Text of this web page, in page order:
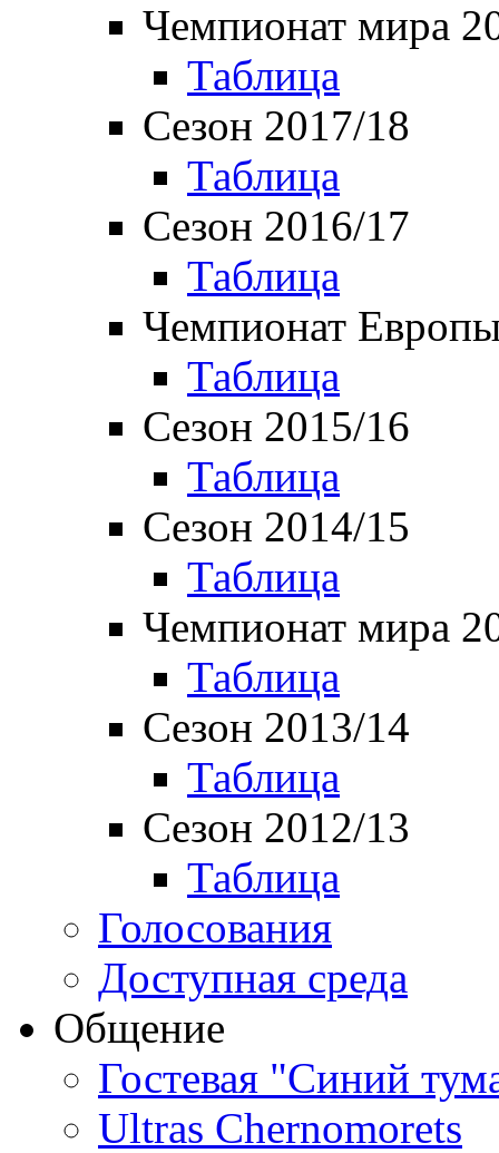
Чемпионат мира
Таблица
Сезон 2017/18
Таблица
Сезон 2016/17
Таблица
Чемпионат
Таблица
Сезон 2015/16
Таблица
Сезон 2014/15
Таблица
Чемпионат мира
Таблица
Сезон 2013/14
Таблица
Сезон 2012/13
Таблица
Голосования
Доступная среда
Общение
Гостевая "Синий
Ultras Chernomorets